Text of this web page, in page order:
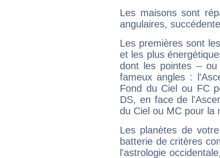
Les maisons sont
angulaires,
Les premières sont
et les plus
dont les pointes –
fameux angles :
Fond du Ciel ou FC
DS, en face de
du Ciel ou MC pour la
Les planètes de
batterie de critères
l'astrologie